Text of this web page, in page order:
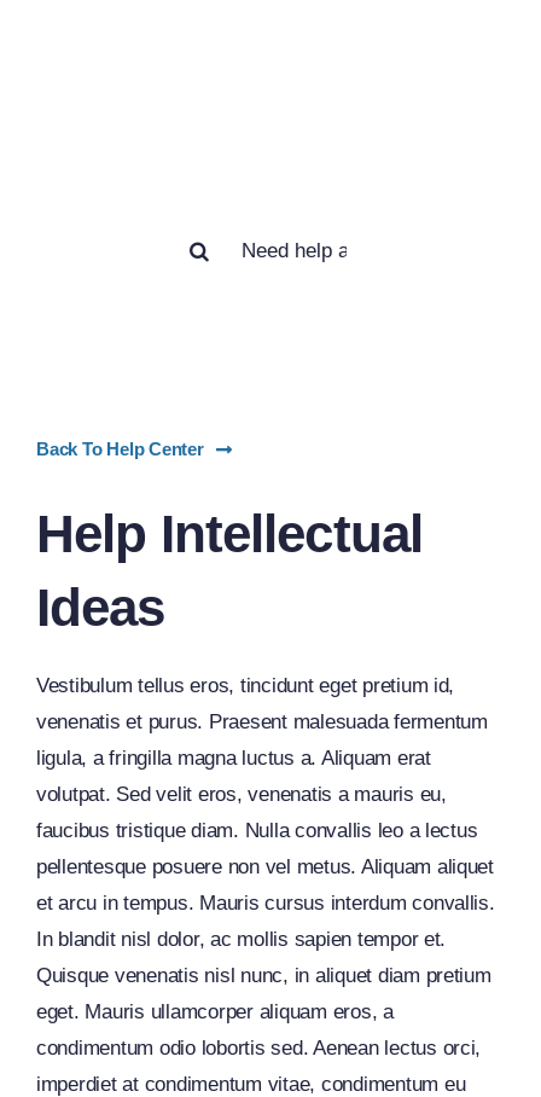
Back To Help Center
Help Intellectual
Ideas
Vestibulum tellus eros, tincidunt eget pretium id,
venenatis et purus. Praesent malesuada fermentum
ligula, a fringilla magna luctus a. Aliquam erat
volutpat. Sed velit eros, venenatis a mauris eu,
faucibus tristique diam. Nulla convallis leo a lectus
pellentesque posuere non vel metus. Aliquam aliquet
et arcu in tempus. Mauris cursus interdum convallis.
In blandit nisl dolor, ac mollis sapien tempor et.
Quisque venenatis nisl nunc, in aliquet diam pretium
eget. Mauris ullamcorper aliquam eros, a
condimentum odio lobortis sed. Aenean lectus orci,
imperdiet at condimentum vitae, condimentum eu